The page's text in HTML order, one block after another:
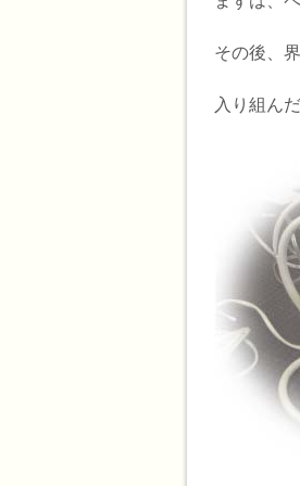
その後、
入り組ん